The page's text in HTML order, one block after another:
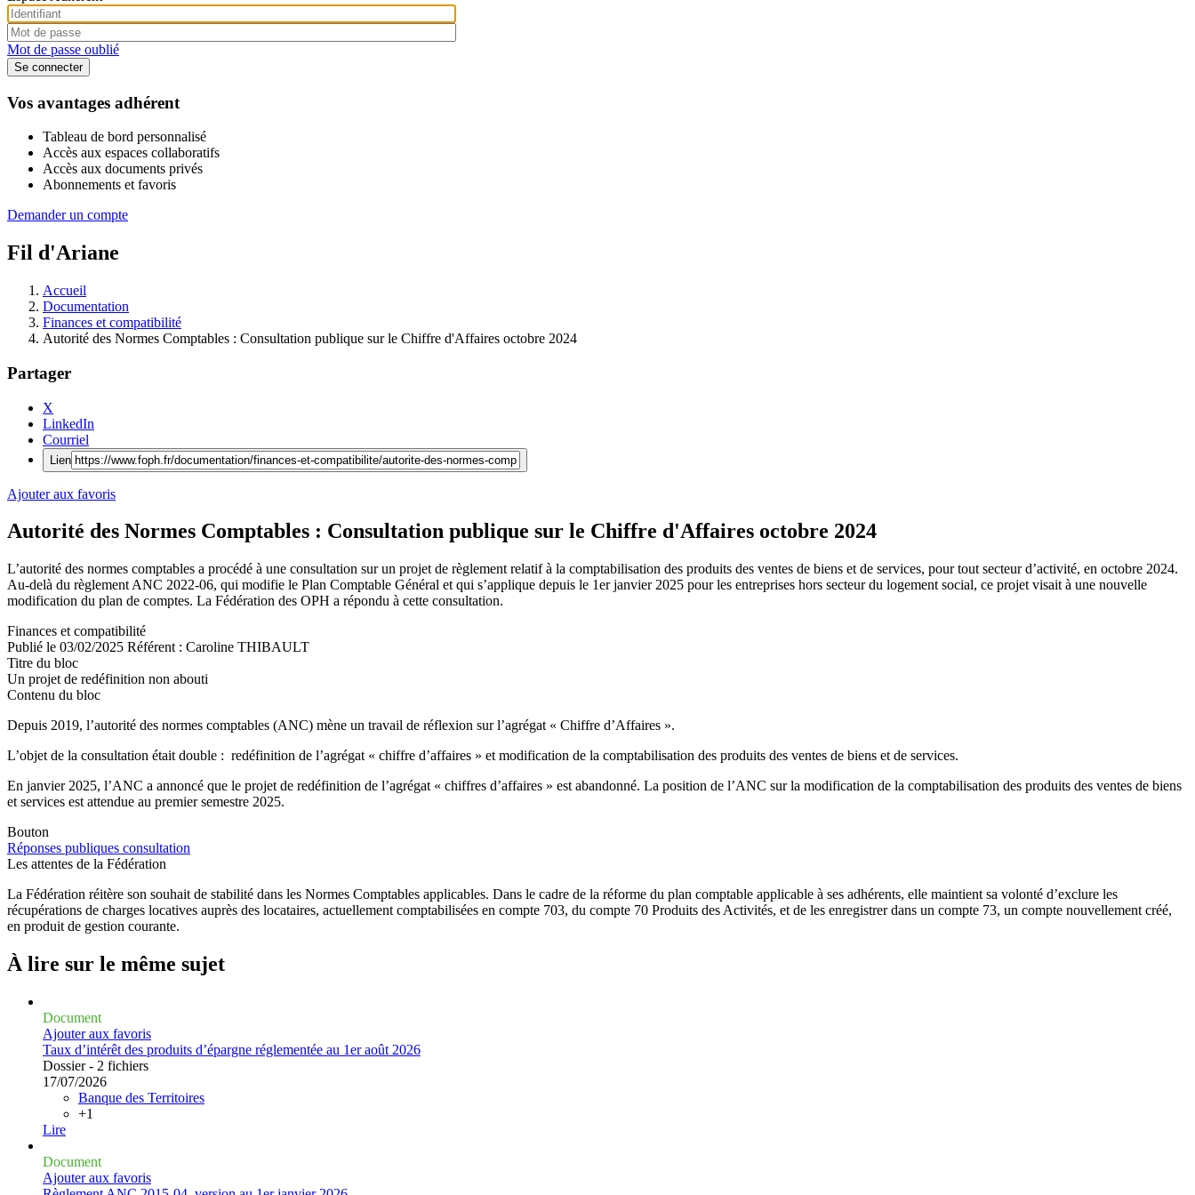
Mot de passe oublié
Vos avantages adhérent
Tableau de bord personnalisé
Accès aux espaces collaboratifs
Accès aux documents privés
Abonnements et favoris
Demander un compte
Fil d'Ariane
Accueil
Documentation
Finances et compatibilité
Autorité des Normes Comptables : Consultation publique sur le Chiffre d'Affaires octobre 2024
Partager
X
LinkedIn
Courriel
Lien
Ajouter aux favoris
Autorité des Normes Comptables : Consultation publique sur le Chiffre d'Affaires octobre 2024
L’autorité des normes comptables a procédé à une consultation sur un projet de règlement relatif à la comptabilisation des produits des ventes de biens et de services, pour tout secteur d’activité, en octobre 2024.
Au-delà du règlement ANC 2022-06, qui modifie le Plan Comptable Général et qui s’applique depuis le 1er janvier 2025 pour les entreprises hors secteur du logement social, ce projet visait à une nouvelle
modification du plan de comptes. La Fédération des OPH a répondu à cette consultation.
Finances et compatibilité
Publié le 03/02/2025 Référent : Caroline THIBAULT
Titre du bloc
Un projet de redéfinition non abouti
Contenu du bloc
Depuis 2019, l’autorité des normes comptables (ANC) mène un travail de réflexion sur l’agrégat « Chiffre d’Affaires ».
L’objet de la consultation était double : redéfinition de l’agrégat « chiffre d’affaires » et modification de la comptabilisation des produits des ventes de biens et de services.
En janvier 2025, l’ANC a annoncé que le projet de redéfinition de l’agrégat « chiffres d’affaires » est abandonné. La position de l’ANC sur la modification de la comptabilisation des produits des ventes de biens
et services est attendue au premier semestre 2025.
Bouton
Réponses publiques consultation
Les attentes de la Fédération
La Fédération réitère son souhait de stabilité dans les Normes Comptables applicables. Dans le cadre de la réforme du plan comptable applicable à ses adhérents, elle maintient sa volonté d’exclure les
récupérations de charges locatives auprès des locataires, actuellement comptabilisées en compte 703, du compte 70 Produits des Activités, et de les enregistrer dans un compte 73, un compte nouvellement créé,
en produit de gestion courante.
À lire sur le même sujet
Document
Ajouter aux favoris
Taux d’intérêt des produits d’épargne réglementée au 1er août 2026
Dossier - 2 fichiers
17/07/2026
Banque des Territoires
+1
Lire
Document
Ajouter aux favoris